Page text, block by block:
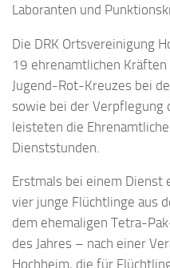
Laboranten und
Die DRK Ortsvereinigung
19 ehrenamtlichen
Jugend-Rot-Kreuzes bei
sowie bei der Verpflegung
leisteten die
Dienststunden.
Erstmals bei einem Dienst
vier junge Flüchtlinge aus
dem ehemaligen Tetra-
des Jahres – nach einer
Hochheim, die für